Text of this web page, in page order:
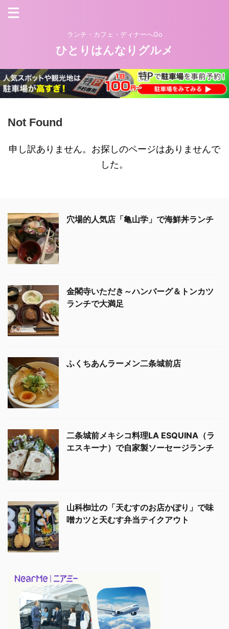
ランチ・カフェ・ディナーへGo
ひとりはんなりグルメ
Not Found
申し訳ありません。お探しのページはありませんで
した。
穴場的人気店「亀山学」で海鮮丼ランチ
金閣寺いただき～ハンバーグ＆トンカツ
ランチで大満足
ふくちあんラーメン二条城前店
二条城前メキシコ料理LA ESQUINA（ラ
エスキーナ）で自家製ソーセージランチ
山科椥辻の「天むすのお店かぽり」で味
噌カツと天むす弁当テイクアウト